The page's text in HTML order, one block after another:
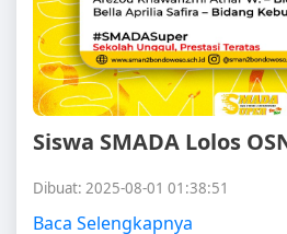
Siswa SMADA Lolos
Dibuat: 2025-08-01 01:38:51
Baca Selengkapnya